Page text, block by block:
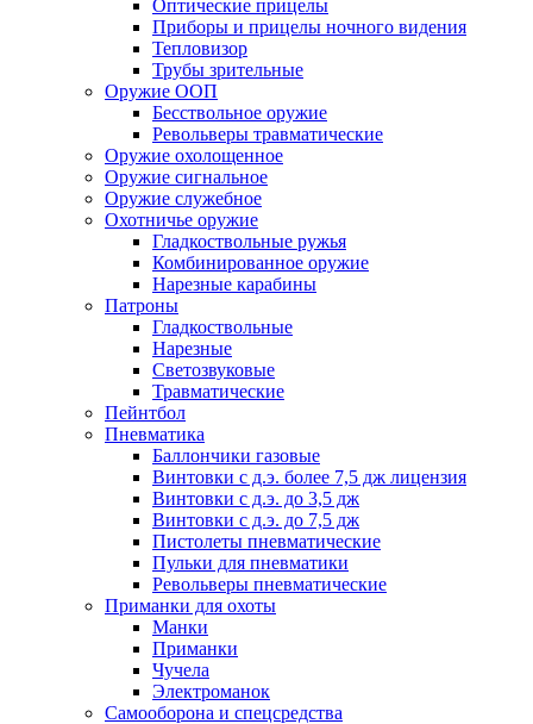
Оптические прицелы
Приборы и прицелы ночного видения
Тепловизор
Трубы зрительные
Оружие ООП
Бесствольное оружие
Револьверы травматические
Оружие охолощенное
Оружие сигнальное
Оружие служебное
Охотничье оружие
Гладкоствольные ружья
Комбинированное оружие
Нарезные карабины
Патроны
Гладкоствольные
Нарезные
Светозвуковые
Травматические
Пейнтбол
Пневматика
Баллончики газовые
Винтовки с д.э. более 7,5 дж лицензия
Винтовки с д.э. до 3,5 дж
Винтовки с д.э. до 7,5 дж
Пистолеты пневматические
Пульки для пневматики
Револьверы пневматические
Приманки для охоты
Манки
Приманки
Чучела
Электроманок
Самооборона и спецсредства